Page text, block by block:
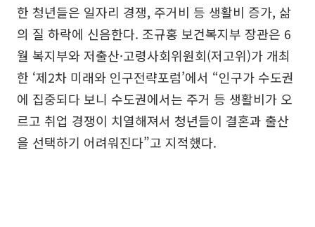
한 청년들은 일자리 경쟁, 주거비 등 생활비 증가, 삶
의 질 하락에 신음한다. 조규홍 보건복지부 장관은 6
월 복지부와 저출산·고령사회위원회(저고위)가 개최
한 ‘제2차 미래와 인구전략포럼’에서 “인구가 수도권
에 집중되다 보니 수도권에서는 주거 등 생활비가 오
르고 취업 경쟁이 치열해져서 청년들이 결혼과 출산
을 선택하기 어려워진다”고 지적했다.